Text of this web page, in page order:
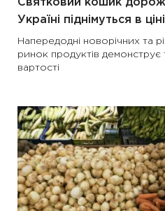
Святковий кошик
Україні піднімуться в
Напередодні новорічних та
ринок продуктів демонструє
вартості